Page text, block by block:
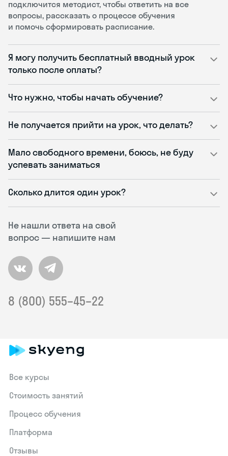
Не нашли ответа на свой
вопрос — напишите нам
8 (800) 555–45–22
подключится методист, чтобы ответить на все
вопросы, рассказать о процессе обучения
и помочь сформировать расписание.
Я могу получить бесплатный вводный урок
только после оплаты?
Что нужно, чтобы начать обучение?
Не получается прийти на урок, что делать?
Мало свободного времени, боюсь, не буду
успевать заниматься
Сколько длится один урок?
Все курсы
Стоимость занятий
Процесс обучения
Платформа
Отзывы